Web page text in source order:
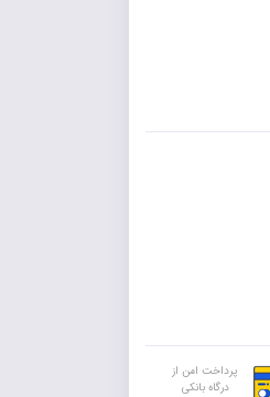
پرداخت امن از
درگاه بانکی